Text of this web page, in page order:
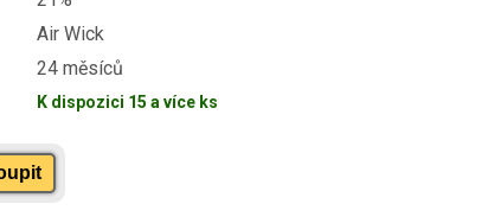
Air Wick
24 měsíců
K dispozici 15 a více ks